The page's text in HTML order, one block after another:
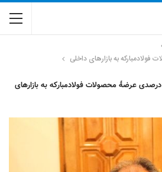
بازگشت به "رشد ۳۳٫۵ درصدی عرضۀ محصولات فولادمبارکه به بازارهای